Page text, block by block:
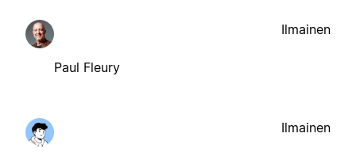
Paul Fleury
Ilmainen
Ilmainen